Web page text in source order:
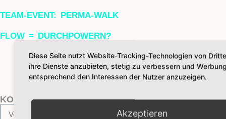
TEAM-EVENT: PERMA-WALK
FLOW = DURCHPOWERN?
KONTAKT
Diese Seite nutzt Website-Tracking-Technologien von
ihre Dienste anzubieten, stetig zu verbessern und
entsprechend den Interessen der Nutzer anzuzeigen.
Akzeptieren